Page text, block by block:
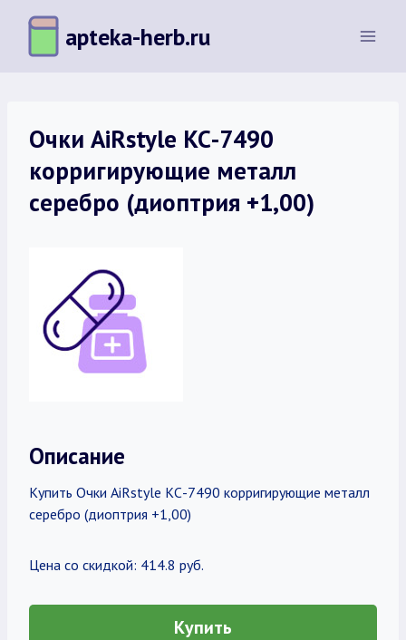
Перейти
содержимому
apteka-herb.ru
Очки AiRstyle КС-7490
корригирующие металл
серебро (диоптрия +1,00)
Описание
Купить Очки AiRstyle КС-7490 корригирующие металл
серебро (диоптрия +1,00)
Цена со скидкой: 414.8 руб.
Купить